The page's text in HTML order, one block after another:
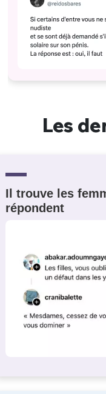
Les
Il trouve les
répondent